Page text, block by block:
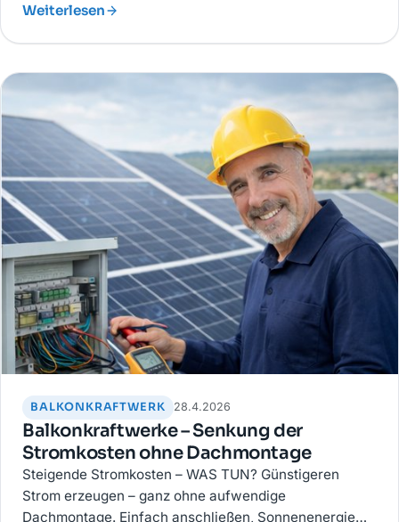
bestimmen wollen.
Weiterlesen
BALKONKRAFTWERK 28.4.2026
Balkonkraftwerke – Senkung der
Stromkosten ohne Dachmontage
Steigende Stromkosten – WAS TUN? Günstigeren
Strom erzeugen – ganz ohne aufwendige
Dachmontage. Einfach anschließen, Sonnenenergie